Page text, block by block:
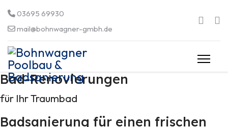
03695 69930
mail@bohnwagner-gmbh.de
Bad-Renovierungen
für Ihr Traumbad
Badsanierung für einen frischen